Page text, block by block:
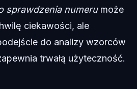
sprawdzenia numerumoże
ciekawości, ale
do analizy wzorców
trwałą użyteczność.